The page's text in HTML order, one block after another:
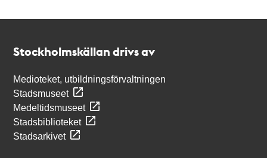
Stockholmskällan drivs av
Medioteket, utbildningsförvaltningen
Stadsmuseet
Medeltidsmuseet
Stadsbiblioteket
Stadsarkivet